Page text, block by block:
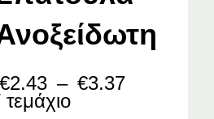
2.43 – €3.37
τεμάχιο